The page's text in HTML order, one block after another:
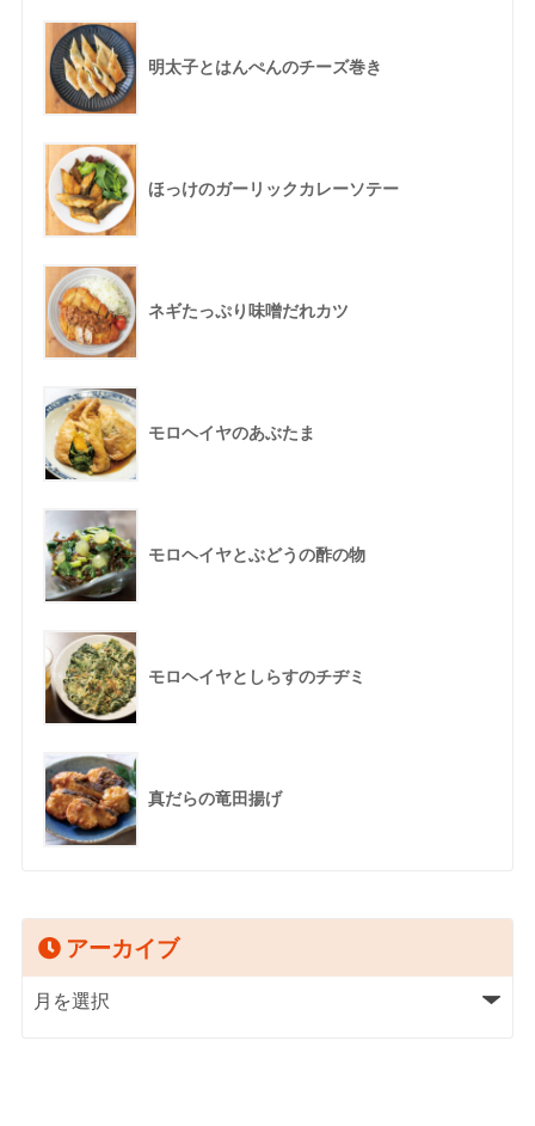
明太子とはんぺんのチーズ巻き
ほっけのガーリックカレーソテー
ネギたっぷり味噌だれカツ
モロヘイヤのあぶたま
モロヘイヤとぶどうの酢の物
モロヘイヤとしらすのチヂミ
真だらの竜田揚げ
アーカイブ